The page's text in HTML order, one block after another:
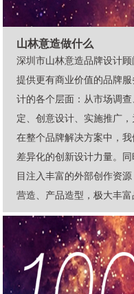
山林意造做什么
深圳市山林意造品牌设计顾
提供更有商业价值的品牌
计的各个层面：从市场调
定、创意设计、实施推广
在整个品牌解决方案中，
差异化的创新设计力量。
目注入丰富的外部创作资
营造、产品造型，极大丰富